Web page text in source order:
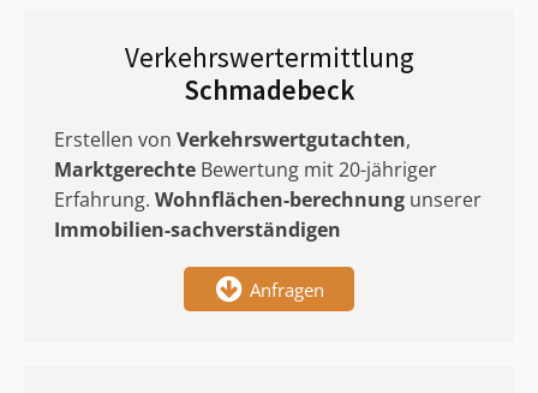
Verkehrswertermittlung
Schmadebeck
Erstellen von Verkehrswertgutachten,
Marktgerechte Bewertung mit 20-jähriger
Erfahrung. Wohnflächen-berechnung unserer
Immobilien-sachverständigen
Anfragen